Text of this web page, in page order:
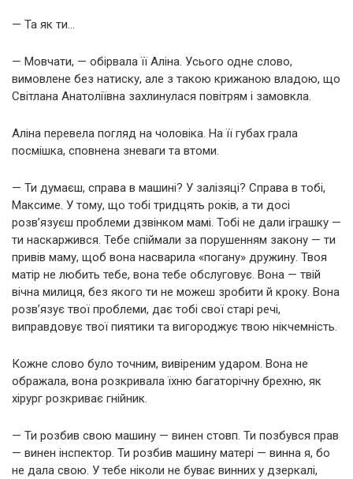
— Та як ти…
— Мовчати, — обірвала її Аліна. Усього одне слово,
вимовлене без натиску, але з такою крижаною владою, що
Світлана Анатоліївна захлинулася повітрям і замовкла.
Аліна перевела погляд на чоловіка. На її губах грала
посмішка, сповнена зневаги та втоми.
— Ти думаєш, справа в машині? У залізяці? Справа в тобі,
Максиме. У тому, що тобі тридцять років, а ти досі
розв’язуєш проблеми дзвінком мамі. Тобі не дали іграшку —
ти наскаржився. Тебе спіймали за порушенням закону — ти
привів маму, щоб вона насварила «погану» дружину. Твоя
матір не любить тебе, вона тебе обслуговує. Вона — твій
вічна милиця, без якого ти не можеш зробити й кроку. Вона
розв’язує твої проблеми, дає тобі свої старі речі,
виправдовує твої пиятики та вигороджує твою нікчемність.
Кожне слово було точним, вивіреним ударом. Вона не
ображала, вона розкривала їхню багаторічну брехню, як
хірург розкриває гнійник.
— Ти розбив свою машину — винен стовп. Ти позбувся прав
— винен інспектор. Ти розбив машину матері — винна я, бо
не дала свою. У тебе ніколи не буває винних у дзеркалі,